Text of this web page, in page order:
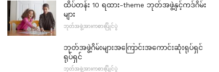
ထိပ်တန်း 10 ရထား-theme ဘုတ်အဖွဲ့နှင့်ကဒ်ဂိမ်း
များ
ဘုတ်အဖွဲ့အားကစားပြိုင်ပွဲ
ဘုတ်အဖွဲ့ဂိမ်းများအကြောင်းအကောင်းဆုံးရုပ်ရှင်
ရုပ်ရှင်
ဘုတ်အဖွဲ့အားကစားပြိုင်ပွဲ